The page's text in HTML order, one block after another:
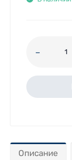
Описание